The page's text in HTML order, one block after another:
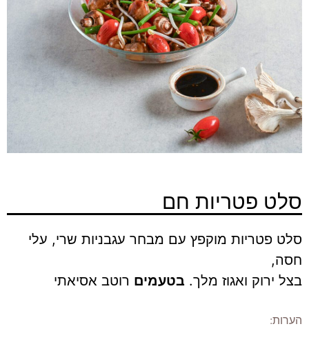
סלט פטריות חם
סלט פטריות מוקפץ עם מבחר עגבניות שרי, עלי
חסה,
בצל ירוק ואגוז מלך. בטעמים רוטב אסיאתי
הערות: